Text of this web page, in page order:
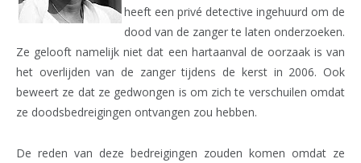
heeft een privé detective ingehuurd om de
dood van de zanger te laten onderzoeken.
Ze gelooft namelijk niet dat een hartaanval de oorzaak is van
het overlijden van de zanger tijdens de kerst in 2006. Ook
beweert ze dat ze gedwongen is om zich te verschuilen omdat
ze doodsbedreigingen ontvangen zou hebben.
De reden van deze bedreigingen zouden komen omdat ze